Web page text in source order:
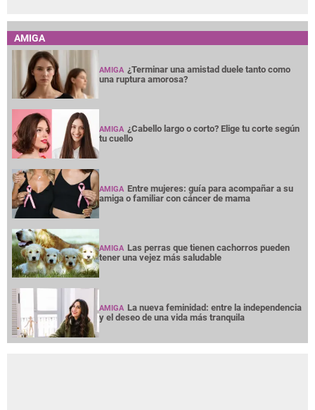
AMIGA
AMIGA ¿Terminar una amistad duele tanto como
una ruptura amorosa?
AMIGA ¿Cabello largo o corto? Elige tu corte según
tu cuello
AMIGA Entre mujeres: guía para acompañar a su
amiga o familiar con cáncer de mama
AMIGA Las perras que tienen cachorros pueden
tener una vejez más saludable
AMIGA La nueva feminidad: entre la independencia
y el deseo de una vida más tranquila